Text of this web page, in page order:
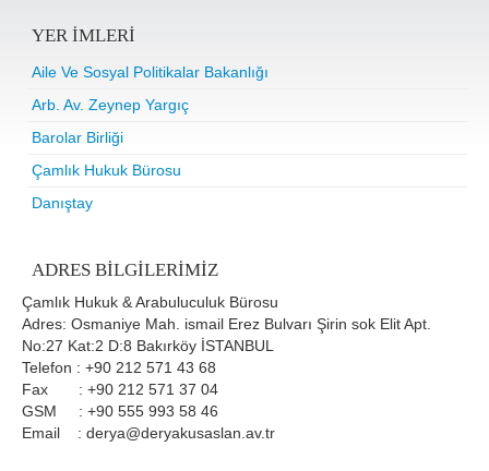
YER IMLERI
Aile Ve Sosyal Politikalar Bakanlığı
Arb. Av. Zeynep Yargıç
Barolar Birliği
Çamlık Hukuk Bürosu
Danıştay
ADRES BILGILERIMIZ
Çamlık Hukuk & Arabuluculuk Bürosu
Adres: Osmaniye Mah. ismail Erez Bulvarı Şirin sok Elit Apt.
No:27 Kat:2 D:8 Bakırköy İSTANBUL
Telefon : +90 212 571 43 68
Fax : +90 212 571 37 04
GSM : +90 555 993 58 46
Email : derya@deryakusaslan.av.tr